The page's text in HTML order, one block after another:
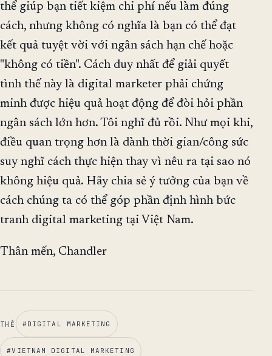
thể giúp bạn tiết kiệm chi phí nếu làm đúng
cách, nhưng không có nghĩa là bạn có thể đạt
kết quả tuyệt vời với ngân sách hạn chế hoặc
"không có tiền". Cách duy nhất để giải quyết
tình thế này là digital marketer phải chứng
minh được hiệu quả hoạt động để đòi hỏi phần
ngân sách lớn hơn. Tôi nghĩ đủ rồi. Như mọi khi,
điều quan trọng hơn là dành thời gian/công sức
suy nghĩ cách thực hiện thay vì nêu ra tại sao nó
không hiệu quả. Hãy chia sẻ ý tưởng của bạn về
cách chúng ta có thể góp phần định hình bức
tranh digital marketing tại Việt Nam.
Thân mến, Chandler
THẺ #DIGITAL MARKETING
#VIETNAM DIGITAL MARKETING